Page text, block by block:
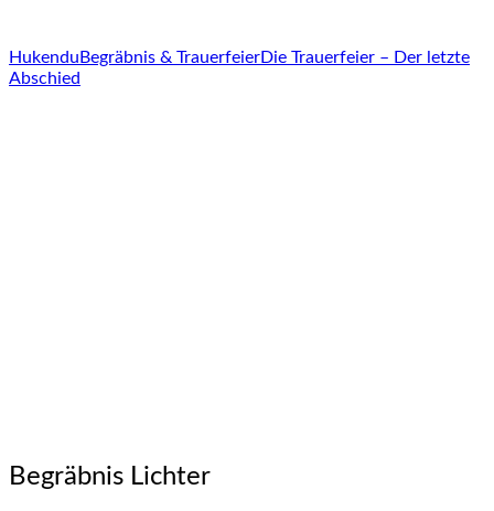
Hukendu Begräbnis & TrauerfeierDie Trauerfeier – Der letzte
Abschied
Begräbnis Lichter